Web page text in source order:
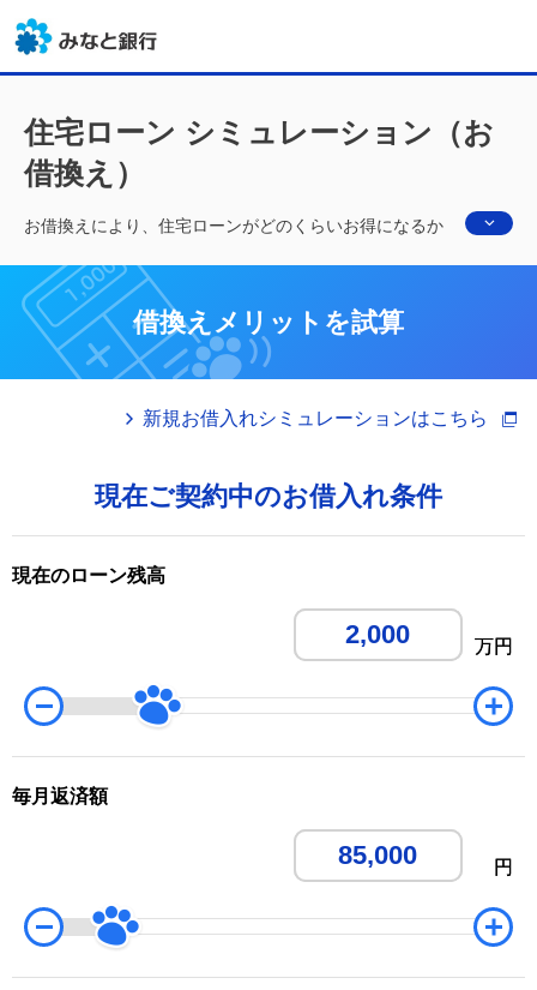
住宅ローン シミュレーション（お
借換え）
お借換えにより、住宅ローンがどのくらいお得になるか
お借入状況とお借換え希望条件から計算できます。
借換えメリットを試算
新規お借入れシミュレーションはこちら
現在ご契約中のお借入れ条件
現在のローン残高
万円
万円
毎月返済額
円
円